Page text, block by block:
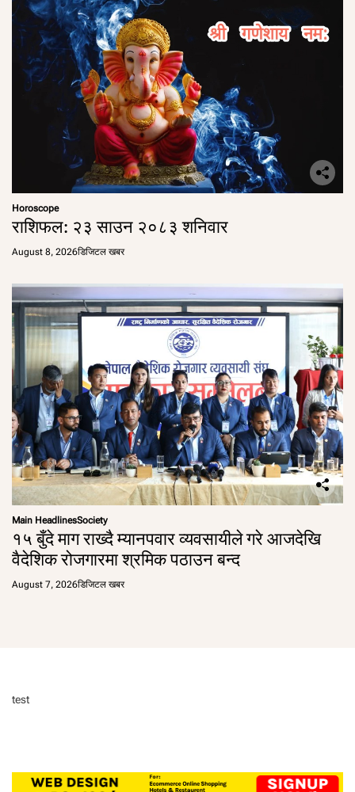
Horoscope
राशिफल: २३ साउन २०८३ शनिवार
August 8, 2026डिजिटल खबर
Main HeadlinesSociety
१५ बुँदे माग राख्दै म्यानपवार व्यवसायीले गरे आजदेखि
वैदेशिक रोजगारमा श्रमिक पठाउन बन्द
August 7, 2026डिजिटल खबर
test